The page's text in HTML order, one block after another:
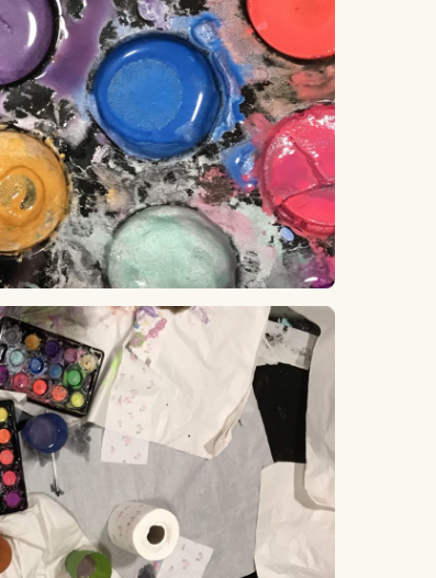
Rukleskya –
Treåringen
Slørskya –
Fireåringen
Lagskya –
Femåringen
Slørskyan
Lagskyan